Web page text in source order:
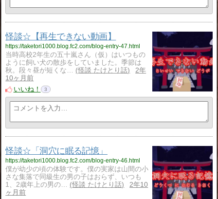
怪談☆【再生できない動画】
https://taketori1000.blog.fc2.com/blog-entry-47.html
当時高校2年生の五十嵐さん（仮）はいつもの
ように飼い犬の散歩をしていました。季節は
秋。段々昼が短くな…
怪談 たけとり話
2年
10ヶ月前
いいね！
3
怪談☆「洞穴に眠る記憶」
https://taketori1000.blog.fc2.com/blog-entry-46.html
僕が幼少の頃の体験です。僕の実家は山間の小
さな集落で同級生の男の子はおらず、いつも
1、2歳年上の男の…
怪談 たけとり話
2年10
ヶ月前